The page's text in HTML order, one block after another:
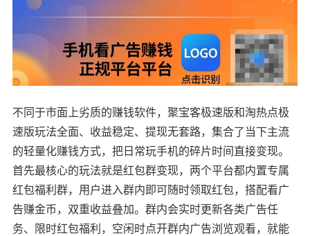
不同于市面上劣质的赚钱软件，聚宝客极速版和淘热点极
速版玩法全面、收益稳定、提现无套路，集合了当下主流
的轻量化赚钱方式，把日常玩手机的碎片时间直接变现。
首先最核心的玩法就是红包群变现，两个平台都内置专属
红包福利群，用户进入群内即可随时领取红包，搭配看广
告赚金币，双重收益叠加。群内会实时更新各类广告任
务、限时红包福利，空闲时点开群内广告浏览观看，就能